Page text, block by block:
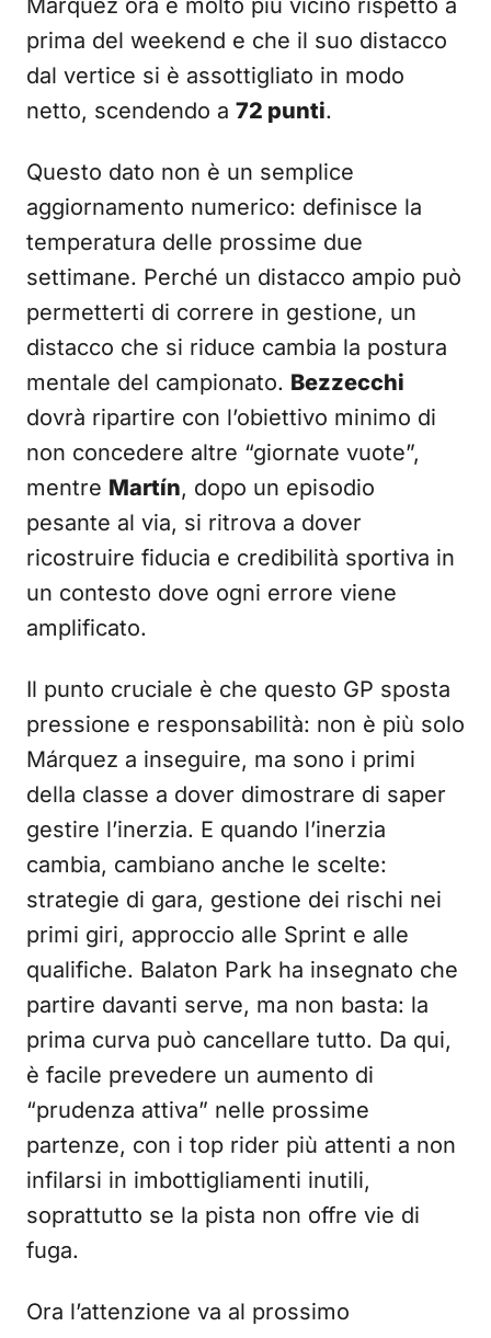
Márquez ora è molto più vicino rispetto a
prima del weekend e che il suo distacco
dal vertice si è assottigliato in modo
netto, scendendo a 72 punti.
Questo dato non è un semplice
aggiornamento numerico: definisce la
temperatura delle prossime due
settimane. Perché un distacco ampio può
permetterti di correre in gestione, un
distacco che si riduce cambia la postura
mentale del campionato. Bezzecchi
dovrà ripartire con l’obiettivo minimo di
non concedere altre “giornate vuote”,
mentre Martín, dopo un episodio
pesante al via, si ritrova a dover
ricostruire fiducia e credibilità sportiva in
un contesto dove ogni errore viene
amplificato.
Il punto cruciale è che questo GP sposta
pressione e responsabilità: non è più solo
Márquez a inseguire, ma sono i primi
della classe a dover dimostrare di saper
gestire l’inerzia. E quando l’inerzia
cambia, cambiano anche le scelte:
strategie di gara, gestione dei rischi nei
primi giri, approccio alle Sprint e alle
qualifiche. Balaton Park ha insegnato che
partire davanti serve, ma non basta: la
prima curva può cancellare tutto. Da qui,
è facile prevedere un aumento di
“prudenza attiva” nelle prossime
partenze, con i top rider più attenti a non
infilarsi in imbottigliamenti inutili,
soprattutto se la pista non offre vie di
fuga.
Ora l’attenzione va al prossimo